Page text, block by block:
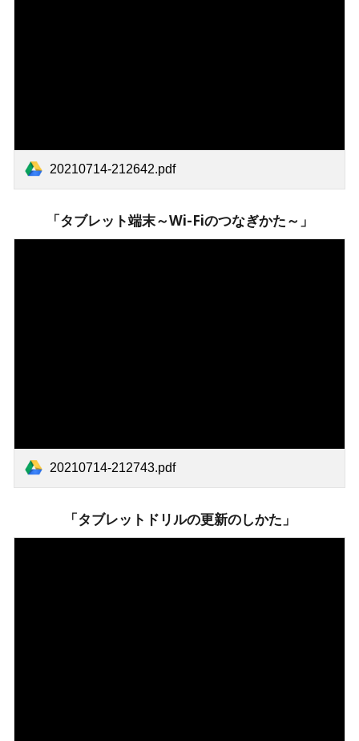
20210714-212642.pdf
「タブレット端末～Wi-Fiのつなぎかた～」
20210714-212743.pdf
「タブレットドリルの更新のしかた」